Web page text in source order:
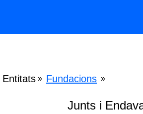
Entitats » Fundacions »
Junts i